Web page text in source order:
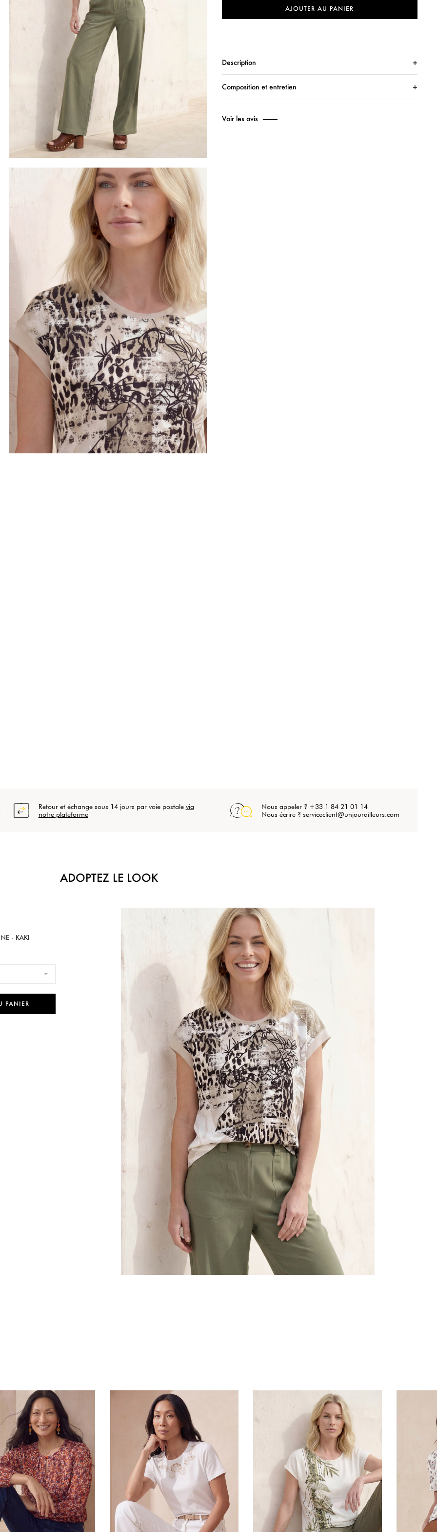
AJOUTER AU PANIER
Description
Composition et entretien
Voir les avis
Retour et échange sous 14 jours par voie postale via
notre plateforme
Nous appeler ? +33 1 84 21 01 14
Nous écrire ? serviceclient@unjourailleurs.com
ADOPTEZ LE LOOK
- KAKI
PANIER